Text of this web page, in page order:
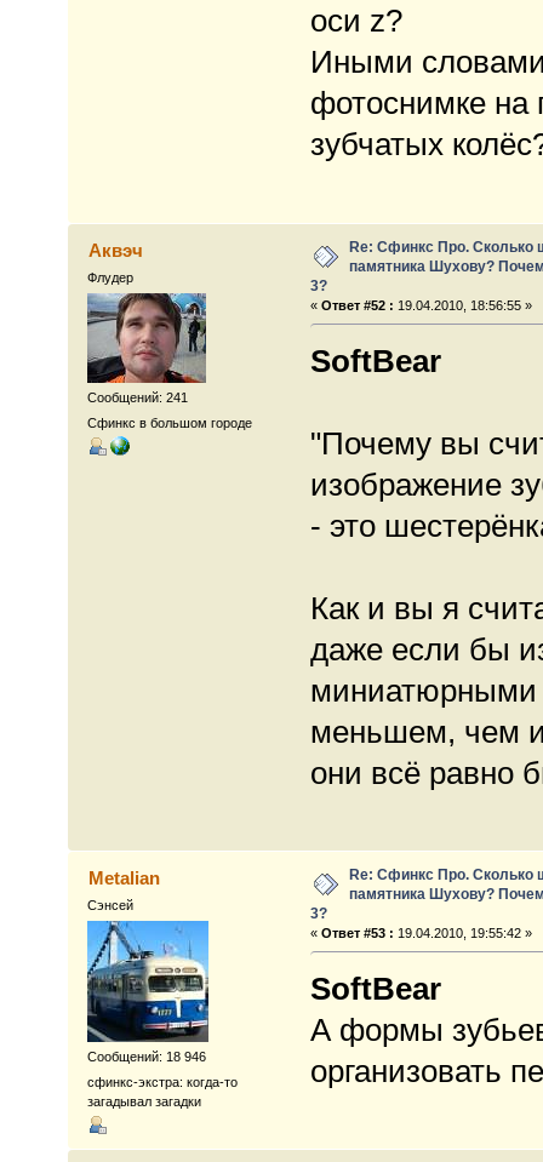
оси z?
Иными
фотоснимке на
зубчатых
Аквэч
Флудер
Сообщений: 241
Сфинкс в большом городе
Re: Сфинкс Про. Сколько
памятника Шухову?
3?
« Ответ #52 : 19.04.2010, 18:56:55 »
SoftBear
"Почему вы
изображение
- это
Как и вы я
даже если бы
миниатюрными
меньшем, чем
они всё равно
Metalian
Сэнсей
Сообщений: 18 946
сфинкс-экстра: когда-то
загадывал загадки
Re: Сфинкс Про. Сколько
памятника Шухову?
3?
« Ответ #53 : 19.04.2010, 19:55:42 »
SoftBear
А формы
организовать